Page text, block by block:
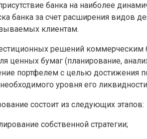
банка на наиболее
банка за счет расширения видов
клиентам.
решений
ценных бумаг (планирование,
портфелем с целью достижения
уровня его
состоит из следующих этапов:
собственной стратегии;